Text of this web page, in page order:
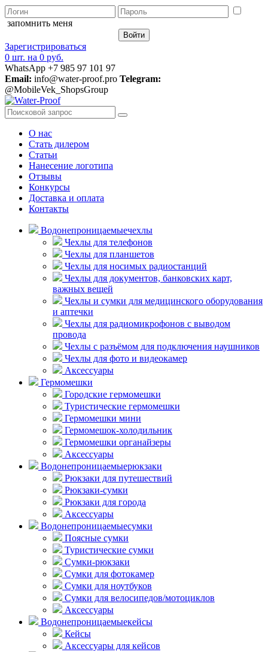
запомнить меня
Зарегистрироваться
0 шт. на 0 руб.
WhatsApp +7 985 97 101 97
Email: info@water-proof.pro Telegram:
@MobileVek_ShopsGroup
О нас
Стать дилером
Статьи
Нанесение логотипа
Отзывы
Конкурсы
Доставка и оплата
Контакты
Водонепроницаемыечехлы
Чехлы для телефонов
Чехлы для планшетов
Чехлы для носимых радиостанций
Чехлы для документов, банковских карт,
важных вещей
Чехлы и сумки для медицинского оборудования
и аптечки
Чехлы для радиомикрофонов с выводом
провода
Чехлы с разъёмом для подключения наушников
Чехлы для фото и видеокамер
Аксессуары
Гермомешки
Городские гермомешки
Туристические гермомешки
Гермомешки мини
Гермомешок-холодильник
Гермомешки органайзеры
Аксессуары
Водонепроницаемыерюкзаки
Рюкзаки для путешествий
Рюкзаки-сумки
Рюкзаки для города
Аксессуары
Водонепроницаемыесумки
Поясные сумки
Туристические сумки
Сумки-рюкзаки
Сумки для фотокамер
Сумки для ноутбуков
Сумки для велосипедов/мотоциклов
Аксессуары
Водонепроницаемыекейсы
Кейсы
Аксессуары для кейсов